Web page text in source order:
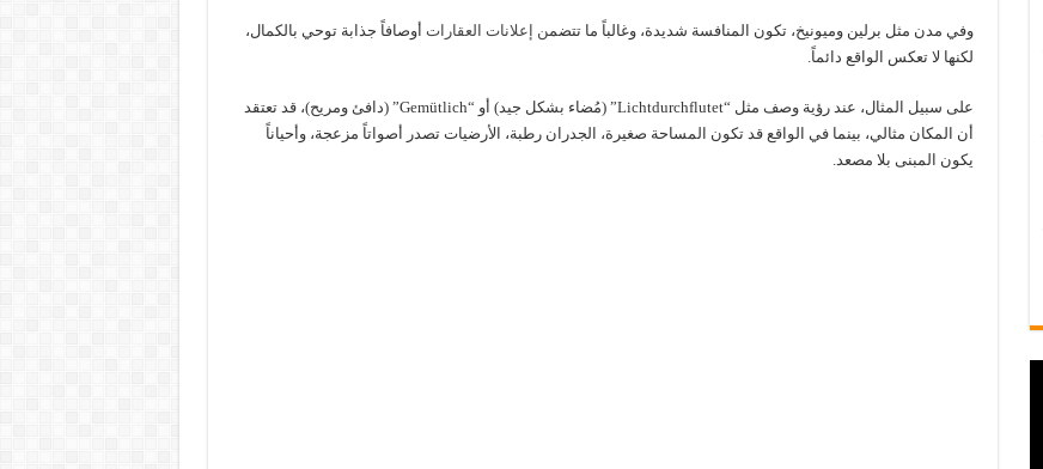
وفي مدن مثل برلين وميونيخ، تكون المنافسة شديدة، وغالباً ما تتضمن إعلانات العقارات أوصافاً جذابة توحي بالكمال،
لكنها لا تعكس الواقع دائماً.
على سبيل المثال، عند رؤية وصف مثل “Lichtdurchflutet” (مُضاء بشكل جيد) أو “Gemütlich” (دافئ ومريح)، قد تعتقد
أن المكان مثالي، بينما في الواقع قد تكون المساحة صغيرة، الجدران رطبة، الأرضيات تصدر أصواتاً مزعجة، وأحياناً
يكون المبنى بلا مصعد.